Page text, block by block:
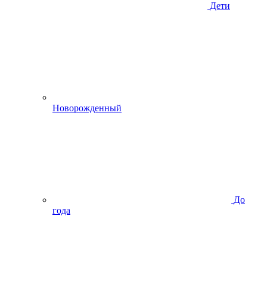
Дети
Новорожденный
До
года